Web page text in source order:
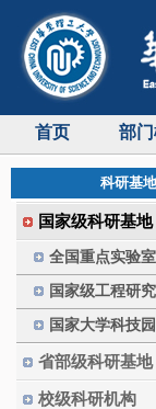
首页 部
科研基地
国家级科研基地
全国重点实验室
国家级工程研
国家大学科技园
省部级科研基地
校级科研机构